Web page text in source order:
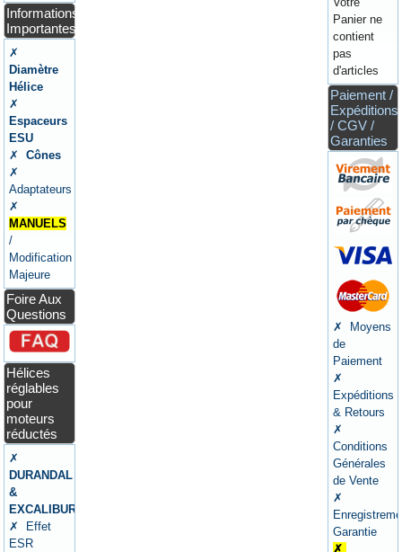
Informations
Importantes
✗
Diamètre
Hélice
✗
Espaceurs
ESU
✗
Cônes
✗
Adaptateurs
✗
MANUELS
/
Modification
Majeure
Foire Aux
Questions
Hélices
réglables
pour
moteurs
réductés
✗
DURANDAL
&
EXCALIBUR
✗ Effet
ESR
Panier ne
contient
pas
d'articles
Paiement /
Expéditions
/ CGV /
Garanties
✗ Moyens
de
Paiement
✗
Expéditions
& Retours
✗
Conditions
Générales
de Vente
✗
Garantie
✗